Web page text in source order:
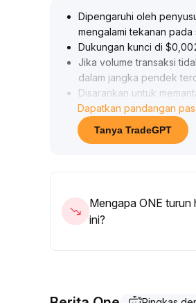
Dipengaruhi oleh
mengalami tekanan
Dukungan kunci di
Jika volume transaksi
dalam jangka pendek
Disarankan untuk
Jika risk appetite pulih,
berjaga-jaga terhadap
Dapatkan pandangan
Tanya TradeGPT
Mengapa ONE turun
ini?